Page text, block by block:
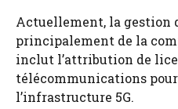
Actuellement, la gestion
principalement de la
inclut l’attribution de
télécommunications
l’infrastructure 5G.